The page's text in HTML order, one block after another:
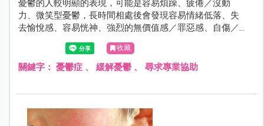
憂鬱的人較明顯的表現，可能是容易煩躁、疲倦／沒動
力、微笑型憂鬱，長時間相處後會發現容易情緒低落、失
去愉悅感、容易恍神、強烈的無價值感／罪惡感、自傷／
自殺想法，伴隨食慾、睡眠品質的下降。
收藏
關鍵字： 憂鬱症、 緩解憂鬱、 尋求專業協助